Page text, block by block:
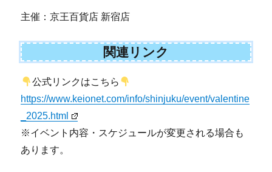
主催：京王百貨店 新宿店
関連リンク
公式リンクはこちら
https://www.keionet.com/info/shinjuku/event/valentine
_2025.html
※イベント内容・スケジュールが変更される場合も
あります。